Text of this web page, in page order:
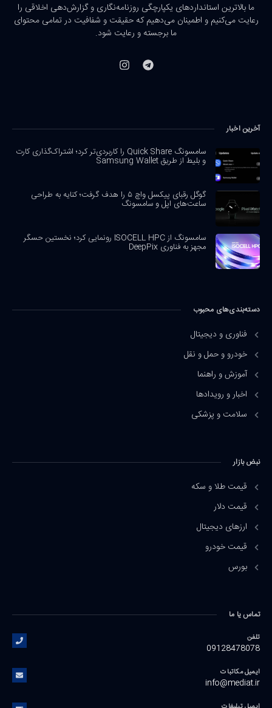
ما بالاترین استانداردهای یکپارچگی روزنامه‌نگاری و گزارش‌دهی اخلاقی را
رعایت می‌کنیم و اطمینان می‌دهیم که حقیقت و شفافیت در تمامی محتوای
ما برجسته و رعایت شود.
آخرین اخبار
سامسونگ Quick Share را کاربردی‌تر کرد؛ اشتراک‌گذاری کارت
و بلیط از طریق Samsung Wallet
گوگل رقبای پیکسل واچ ۵ را هدف گرفت؛ کنایه به طراحی
ساعت‌های اپل و سامسونگ
سامسونگ از ISOCELL HPC رونمایی کرد؛ نخستین حسگر
مجهز به فناوری DeepPix
دسته‌بندی‌های محبوب
فناوری و دیجیتال
خودرو و حمل و نقل
آموزش و راهنما
اخبار و رویدادها
سلامت و پزشکی
نبض بازار
قیمت طلا و سکه
قیمت دلار
ارزهای دیجیتال
قیمت خودرو
بورس
تماس یا ما
تلفن
09128478078
ایمیل مکاتبات
info@mediat.ir